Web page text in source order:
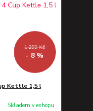
1 299 Kč
- 8 %
Kettle 1,5 l
Skladem v eshopu